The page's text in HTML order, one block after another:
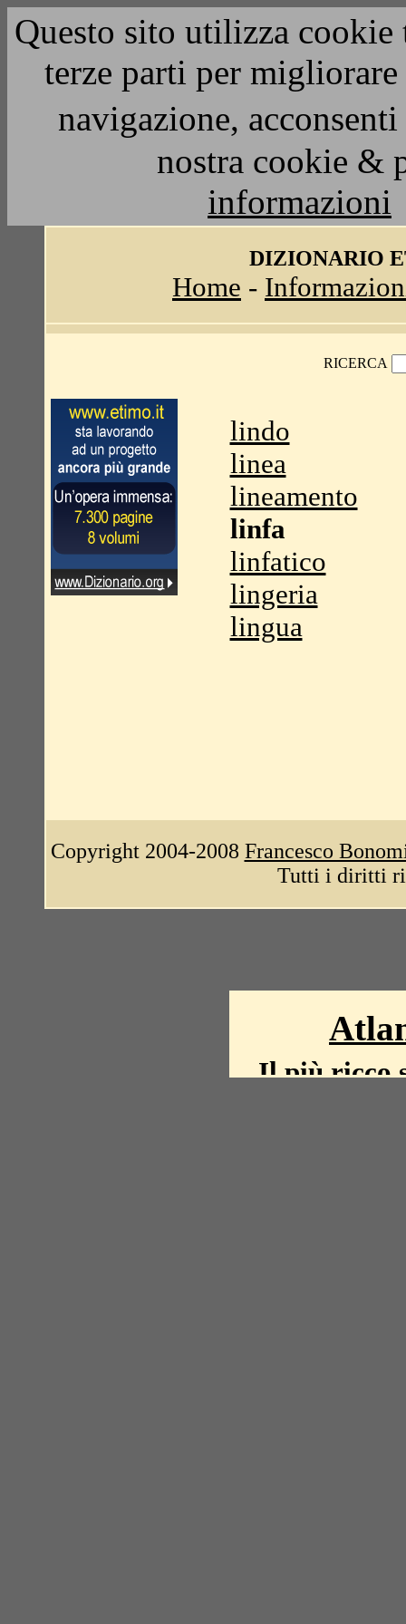
Questo sito utilizza
terze parti per
navigazione,
nostra cookie &
informazioni
DIZIONARIO
Home -
RICERCA
lindo
linea
lineamento
linfa
linfatico
lingeria
lingua
Copyright 2004-2008 Francesco
Tutti i diritti
Il più ricco